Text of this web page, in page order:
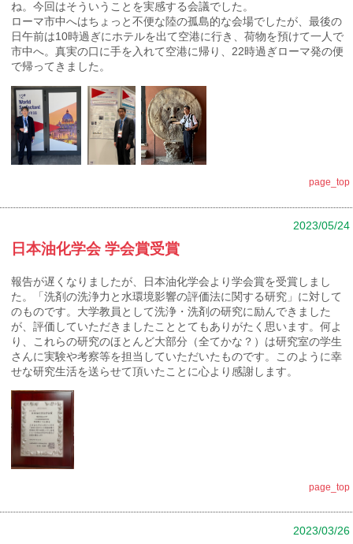
ね。今回はそういうことを実感する会議でした。
ローマ市中へはちょっと不便な陸の孤島的な会場でしたが、最後の
日午前は10時過ぎにホテルを出て空港に行き、荷物を預けて一人で
市中へ。真実の口に手を入れて空港に帰り、22時過ぎローマ発の便
で帰ってきました。
page_top
2023/05/24
日本油化学会 学会賞受賞
報告が遅くなりましたが、日本油化学会より学会賞を受賞しまし
た。「洗剤の洗浄力と水環境影響の評価法に関する研究」に対して
のものです。大学教員として洗浄・洗剤の研究に励んできました
が、評価していただきましたこととてもありがたく思います。何よ
り、これらの研究のほとんど大部分（全てかな？）は研究室の学生
さんに実験や考察等を担当していただいたものです。このように幸
せな研究生活を送らせて頂いたことに心より感謝します。
page_top
2023/03/26